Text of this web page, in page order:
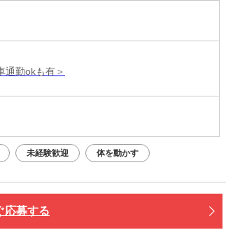
通勤okも有＞
未経験歓迎 体を動かす
応募する